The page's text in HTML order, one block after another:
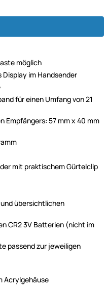
möglich
im Handsender
für einen Umfang von 21
Empfängers: 57 mm x 40 mm
mit praktischem Gürtelclip
übersichtlichen
CR2 3V Batterien (nicht im
passend zur jeweiligen
Acrylgehäuse